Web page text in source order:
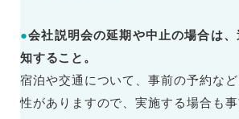
●会社説明会の延期や中止の場合は
知すること。
宿泊や交通について、事前の予約な
性がありますので、実施する場合も